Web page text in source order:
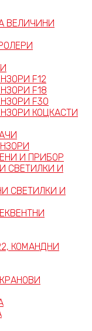
ВЕЛИЧИНИ
F12
F18
F30
КОЦКАСТИ
И ПРИБОР
СВЕТИЛКИ И
СВЕТИЛКИ И
КОМАНДНИ